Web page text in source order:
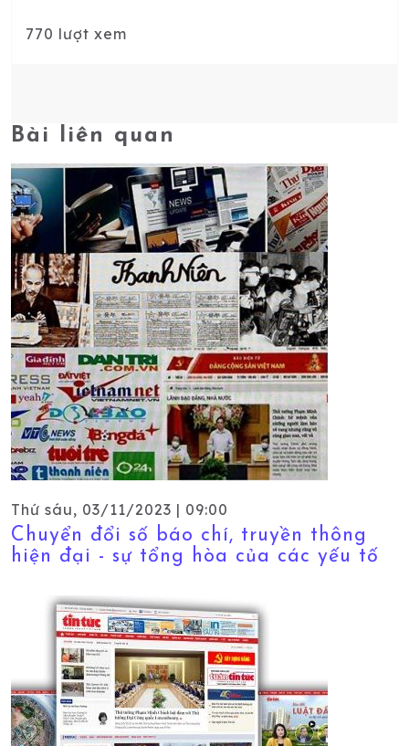
770 lượt xem
Bài liên quan
Thứ sáu, 03/11/2023 | 09:00
Chuyển đổi số báo chí, truyền thông
hiện đại - sự tổng hòa của các yếu tố